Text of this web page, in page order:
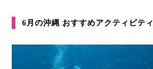
6月の沖縄 おすすめアクティビティ